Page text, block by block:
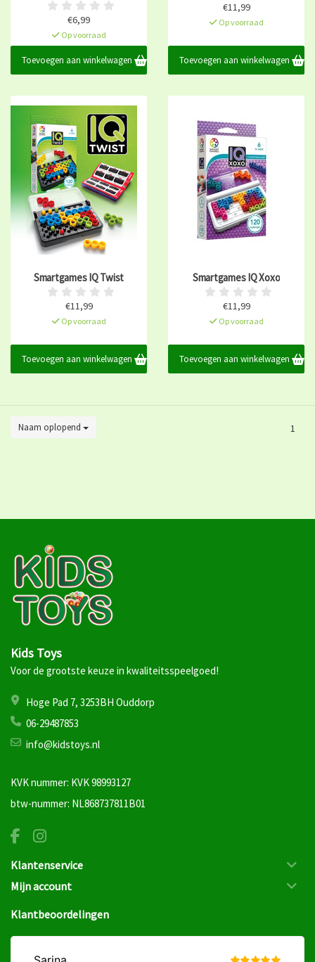
€6,99
Op voorraad
Toevoegen aan winkelwagen
€11,99
Op voorraad
Toevoegen aan winkelwagen
Smartgames IQ Twist
€11,99
Op voorraad
Toevoegen aan winkelwagen
Smartgames IQ Xoxo
€11,99
Op voorraad
Toevoegen aan winkelwagen
Naam oplopend 1
Kids Toys
Voor de grootste keuze in kwaliteitsspeelgoed!
Hoge Pad 7, 3253BH Ouddorp
06-29487853
info@kidstoys.nl
KVK nummer: KVK 98993127
btw-nummer: NL868737811B01
Klantenservice
Mijn account
Klantbeoordelingen